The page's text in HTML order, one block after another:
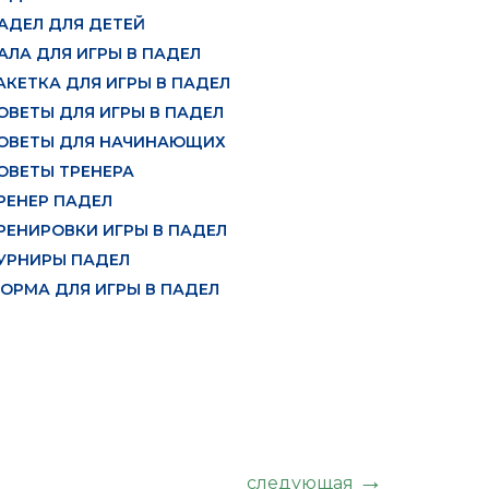
ДЛЯ ДЕТЕЙ
ДЛЯ ИГРЫ В ПАДЕЛ
ДЛЯ ИГРЫ В ПАДЕЛ
ДЛЯ ИГРЫ В ПАДЕЛ
ДЛЯ НАЧИНАЮЩИХ
ТРЕНЕРА
ПАДЕЛ
ИГРЫ В ПАДЕЛ
ПАДЕЛ
ДЛЯ ИГРЫ В ПАДЕЛ
следующая